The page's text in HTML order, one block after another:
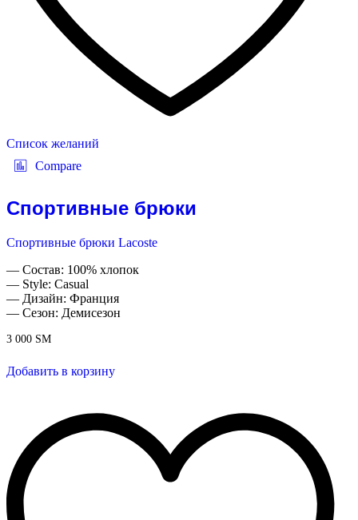
Список желаний
Compare
Спортивные брюки
Спортивные брюки Lacoste
— Состав: 100% хлопок
— Style: Casual
— Дизайн: Франция
— Сезон: Демисезон
3 000 ЅМ
Добавить в корзину